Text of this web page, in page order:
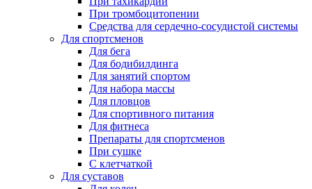
При тромбоцитопении
Средства для сердечно-сосудистой системы
Для спортсменов
Для бега
Для бодибилдинга
Для занятий спортом
Для набора массы
Для пловцов
Для спортивного питания
Для фитнеса
Препараты для спортсменов
При сушке
С клетчаткой
Для суставов